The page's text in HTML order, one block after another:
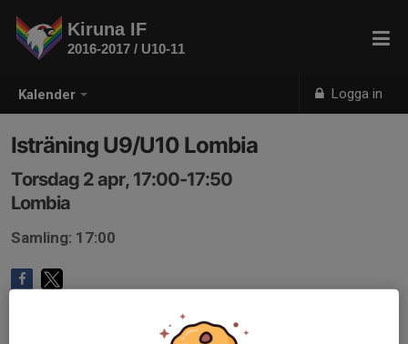
Kalender Logga in
Kiruna IF
2016-2017 / U10-11
Isträning U9/U10 Lombia
Torsdag 2 apr, 17:00-17:50
Lombia
Samling: 17:00